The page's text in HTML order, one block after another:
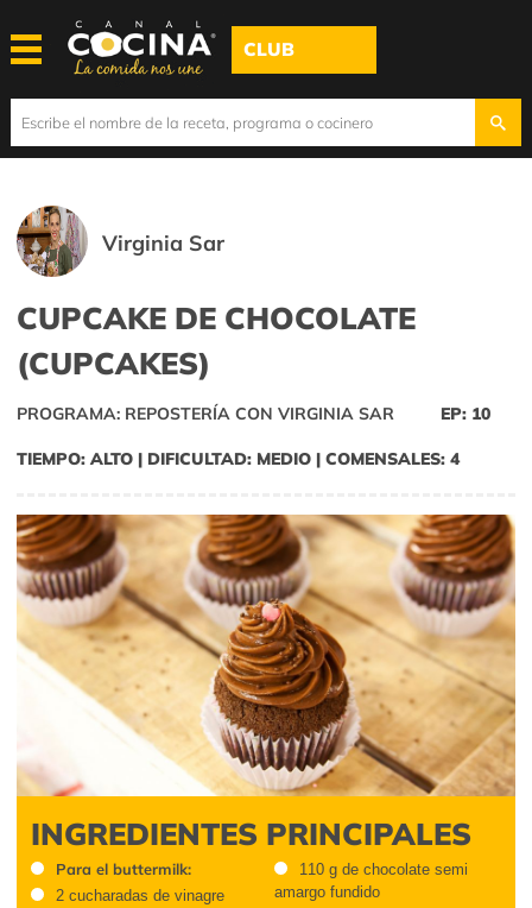
CLUB
Virginia Sar
CUPCAKE DE CHOCOLATE
(CUPCAKES)
PROGRAMA: REPOSTERÍA CON VIRGINIA SAR EP: 10
TIEMPO: ALTO | DIFICULTAD: MEDIO | COMENSALES: 4
INGREDIENTES PRINCIPALES
Para el buttermilk:
2 cucharadas de vinagre
110 g de chocolate semi
amargo fundido